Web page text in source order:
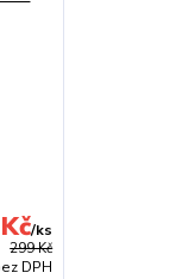
299 Kč
/ks
DPH